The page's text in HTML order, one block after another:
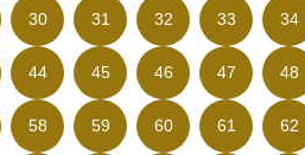
30 31 32 33 34
44 45 46 47 48
58 59 60 61 62